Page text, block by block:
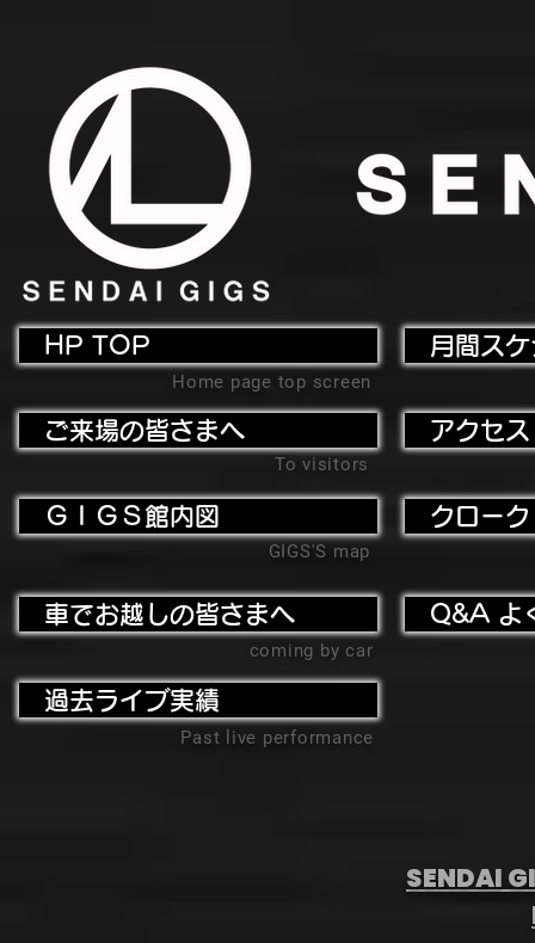
HP TOP
Home page top screen
ご来場の皆さまへ
To visitors
ＧＩＧＳ館内図
GIGS'S map
車でお越しの皆さまへ
coming by car
過去ライブ実績
Past live performance
月間ス
アクセ
クローク
Q&A よ
SENDAI